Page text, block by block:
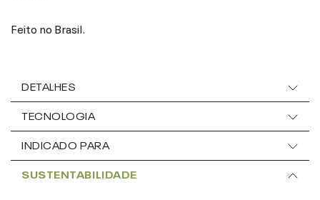
Feito no Brasil.
DETALHES
TECNOLOGIA
INDICADO PARA
SUSTENTABILIDADE